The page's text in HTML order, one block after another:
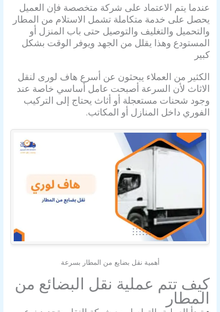
عندما يتم الاعتماد على شركة متخصصة فإن العميل
يحصل على خدمة متكاملة تشمل الاستلام من المطار
والتحميل والتغليف والتوصيل حتى باب المنزل أو
المستودع وهذا يقلل من الجهد ويوفر الوقت بشكل
كبير
الكثير من العملاء يبحثون عن أسرع هاف لورى لنقل
الاثاث لأن السرعة أصبحت عامل أساسي خاصة عند
وجود شحنات مستعجلة أو أثاث يحتاج إلى التركيب
الفوري داخل المنازل أو المكاتب.
أهمية نقل بضايع من المطار بسرعة
كيف تتم عملية نقل البضائع من
المطار